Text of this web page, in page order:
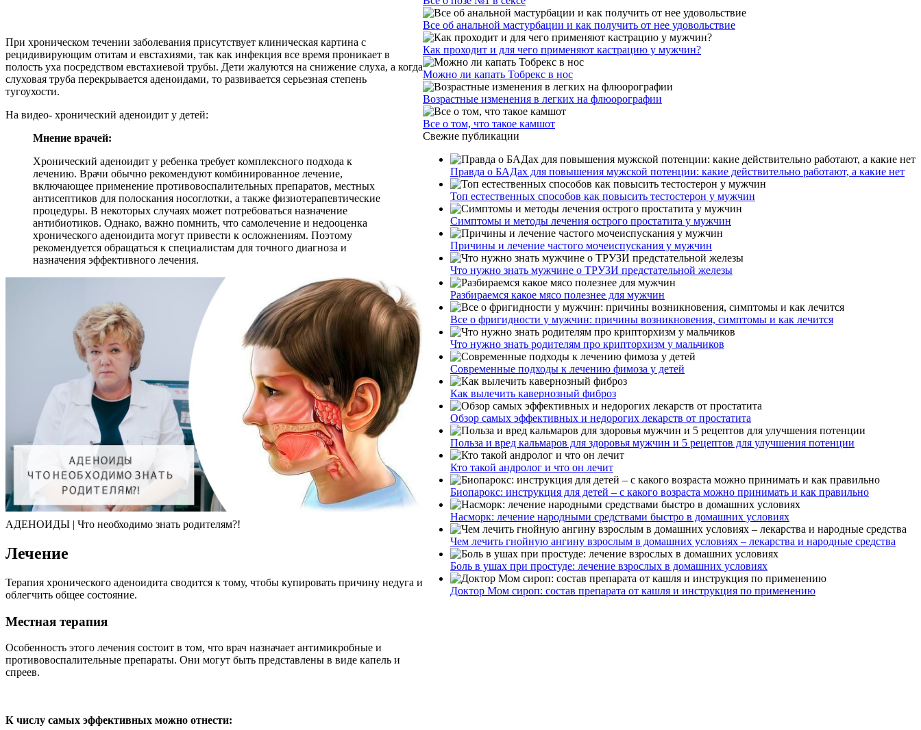
При хроническом течении заболевания присутствует клиническая картина с
рецидивирующим отитам и евстахиями, так как инфекция все время проникает в
полость уха посредством евстахиевой трубы. Дети жалуются на снижение слуха, а когда
слуховая труба перекрывается аденоидами, то развивается серьезная степень
тугоухости.
На видео- хронический аденоидит у детей:
Мнение врачей:
Хронический аденоидит у ребенка требует комплексного подхода к
лечению. Врачи обычно рекомендуют комбинированное лечение,
включающее применение противовоспалительных препаратов, местных
антисептиков для полоскания носоглотки, а также физиотерапевтические
процедуры. В некоторых случаях может потребоваться назначение
антибиотиков. Однако, важно помнить, что самолечение и недооценка
хронического аденоидита могут привести к осложнениям. Поэтому
рекомендуется обращаться к специалистам для точного диагноза и
назначения эффективного лечения.
АДЕНОИДЫ | Что необходимо знать родителям?!
Лечение
Терапия хронического аденоидита сводится к тому, чтобы купировать причину недуга и
облегчить общее состояние.
Местная терапия
Особенность этого лечения состоит в том, что врач назначает антимикробные и
противовоспалительные препараты. Они могут быть представлены в виде капель и
спреев.
К числу самых эффективных можно отнести:
Все об анальной мастурбации и как получить от нее удовольствие
Как проходит и для чего применяют кастрацию у мужчин?
Можно ли капать Тобрекс в нос
Возрастные изменения в легких на флюорографии
Все о том, что такое камшот
Свежие публикации
Правда о БАДах для повышения мужской потенции: какие действительно работают, а какие нет
Топ естественных способов как повысить тестостерон у мужчин
Симптомы и методы лечения острого простатита у мужчин
Причины и лечение частого мочеиспускания у мужчин
Что нужно знать мужчине о ТРУЗИ предстательной железы
Разбираемся какое мясо полезнее для мужчин
Все о фригидности у мужчин: причины возникновения, симптомы и как лечится
Что нужно знать родителям про крипторхизм у мальчиков
Современные подходы к лечению фимоза у детей
Как вылечить кавернозный фиброз
Обзор самых эффективных и недорогих лекарств от простатита
Польза и вред кальмаров для здоровья мужчин и 5 рецептов для улучшения потенции
Кто такой андролог и что он лечит
Биопарокс: инструкция для детей – с какого возраста можно принимать и как правильно
Насморк: лечение народными средствами быстро в домашних условиях
Чем лечить гнойную ангину взрослым в домашних условиях – лекарства и народные средства
Боль в ушах при простуде: лечение взрослых в домашних условиях
Доктор Мом сироп: состав препарата от кашля и инструкция по применению